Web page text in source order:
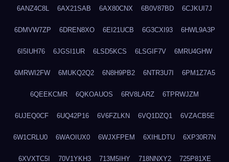
6ANZ4C8L 6AX21SAB 6AX80CNX 6B0V87BD 6CJKUI7J
6DMVW7ZP 6DREN8XO 6EI21UCB 6G3CXI93 6HWL9A3P
6I5IUH76 6JGSI1UR 6LSD5KCS 6LSGIF7V 6MRU4GHW
6MRWI2FW 6MUKQ2Q2 6N8H9PB2 6NTR3U7I 6PM1Z7A5
6QEEKCMR 6QKOAUOS 6RV8LARZ 6TPRWJZM
6UJEQ0CF 6UQ42P16 6V6FZLKN 6VQ1DZQ1 6VZACB5E
6W1CRLU0 6WAOIUX0 6WJXFPEM 6XIHLDTU 6XP30R7N
6XVXTC5I 70V1YKH3 713M5IHY 718NNXY2 725P81XE